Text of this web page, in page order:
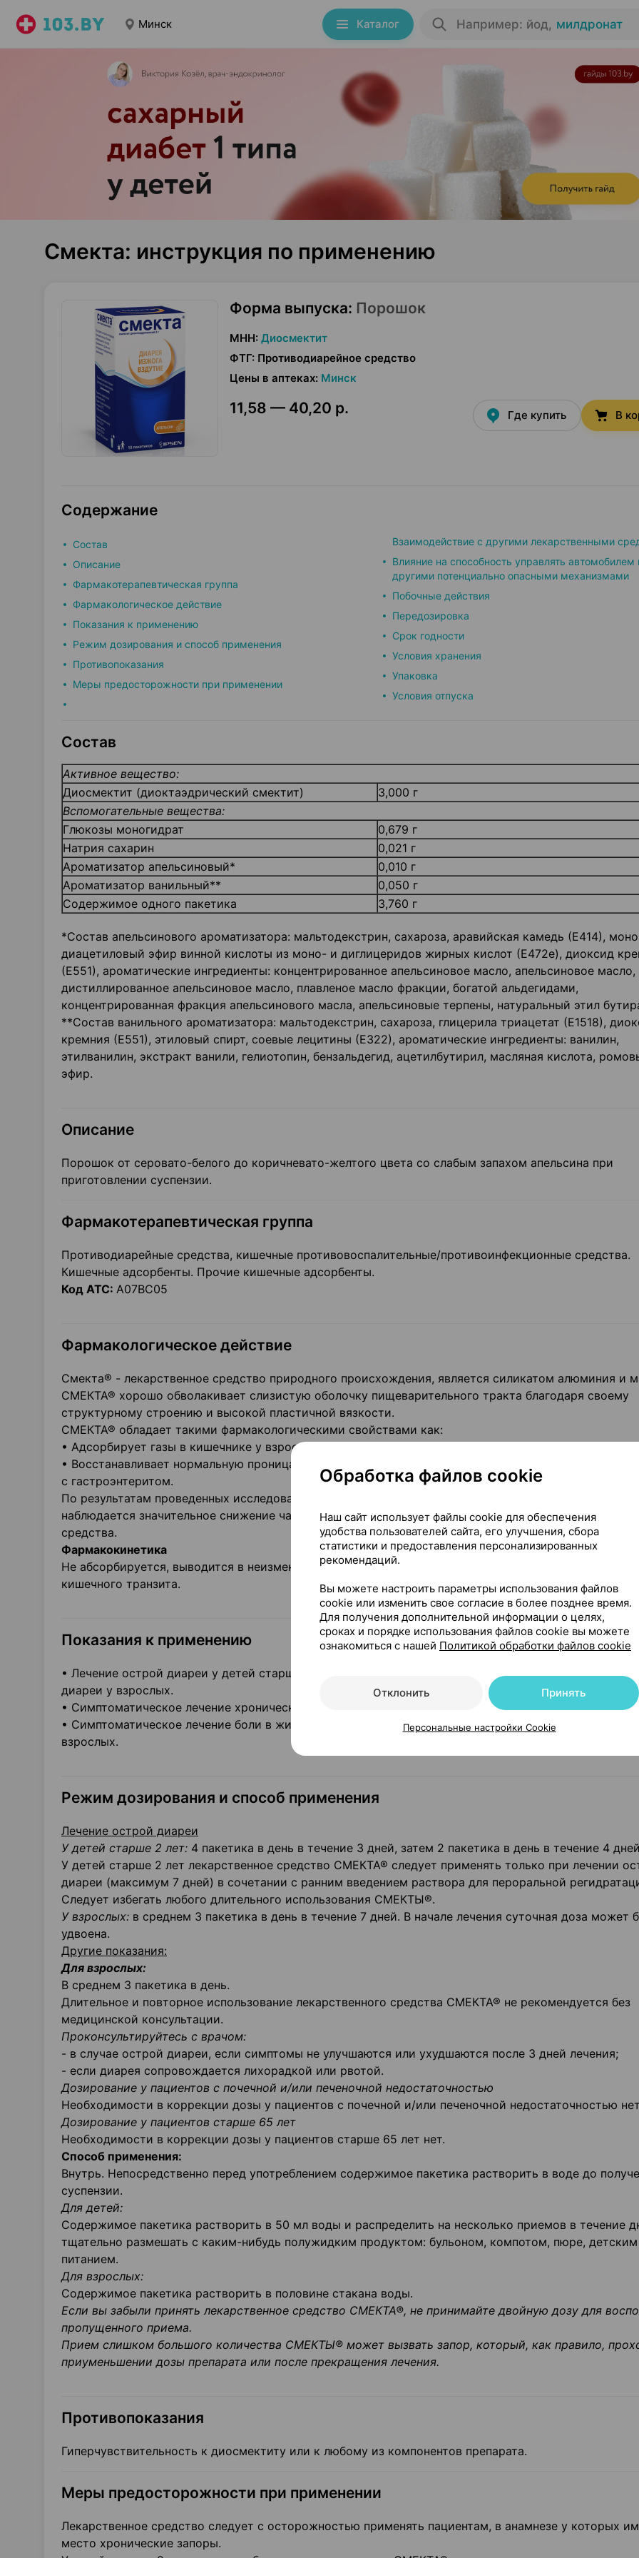
Минск Каталог Например: йод, милдронат
Смекта: инструкция по применению
Форма выпуска: Порошок
МНН: Диосмектит
ФТГ: Противодиарейное средство
Цены в аптеках: Минск
11,58 — 40,20 р. Где купить В
Содержание
Состав
Описание
Фармакотерапевтическая группа
Фармакологическое действие
Показания к применению
Режим дозирования и способ применения
Противопоказания
Меры предосторожности при применении
Взаимодействие с другими лекарственными
Влияние на способность управлять автомобилем
другими потенциально опасными механизмами
Побочные действия
Передозировка
Срок годности
Условия хранения
Упаковка
Условия отпуска
Состав
Активное вещество:
Диосмектит (диоктаэдрический смектит)
3,000 г
Вспомогательные вещества:
Глюкозы моногидрат
0,679 г
Натрия сахарин
0,021 г
Ароматизатор апельсиновый*
0,010 г
Ароматизатор ванильный**
0,050 г
Содержимое одного пакетика
3,760 г
*Состав апельсинового ароматизатора: мальтодекстрин, сахароза, аравийская камедь (Е414),
диацетиловый эфир винной кислоты из моно- и диглицеридов жирных кислот (Е472е), диоксид
(Е551), ароматические ингредиенты: концентрированное апельсиновое масло, апельсиновое масло,
дистиллированное апельсиновое масло, плавленое масло фракции, богатой альдегидами,
концентрированная фракция апельсинового масла, апельсиновые терпены, натуральный этил
**Состав ванильного ароматизатора: мальтодекстрин, сахароза, глицерила триацетат (Е1518),
кремния (Е551), этиловый спирт, соевые лецитины (Е322), ароматические ингредиенты: ванилин,
этилванилин, экстракт ванили, гелиотопин, бензальдегид, ацетилбутирил, масляная кислота,
эфир.
Описание
Порошок от серовато-белого до коричневато-желтого цвета со слабым запахом апельсина при
приготовлении суспензии.
Фармакотерапевтическая группа
Противодиарейные средства, кишечные противовоспалительные/противоинфекционные средства.
Кишечные адсорбенты. Прочие кишечные адсорбенты.
Код АТС: А07ВС05
Фармакологическое действие
Смекта® - лекарственное средство природного происхождения, является силикатом алюминия и
СМЕКТА® хорошо обволакивает слизистую оболочку пищеварительного тракта благодаря своему
структурному строению и высокой пластичной вязкости.
СМЕКТА® обладает такими фармакологическими свойствами как:
• Адсорбирует газы в кишечнике у взрослых
• Восстанавливает нормальную проницаемость слизистой оболочки желудочно-кишечного тракта
с гастроэнтеритом.
По результатам проведенных исследований при лечении острой диареи у детей препаратом
наблюдается значительное снижение частоты стула в течение 72 часов от начала приема
средства.
Фармакокинетика
Не абсорбируется, выводится в неизмененном виде с калом в соответствии с естественным
кишечного транзита.
Показания к применению
• Лечение острой диареи у детей старше 2 лет в дополнение к оральной регидратации. Лечение
диареи у взрослых.
• Симптоматическое лечение хронической функциональной диареи у взрослых.
• Симптоматическое лечение боли в животе, связанной с функциональными кишечными
взрослых.
Режим дозирования и способ применения
Лечение острой диареи
У детей старше 2 лет: 4 пакетика в день в течение 3 дней, затем 2 пакетика в день в течение 4
У детей старше 2 лет лекарственное средство СМЕКТА® следует применять только при лечении
диареи (максимум 7 дней) в сочетании с ранним введением раствора для пероральной
Следует избегать любого длительного использования СМЕКТЫ®.
У взрослых: в среднем 3 пакетика в день в течение 7 дней. В начале лечения суточная доза может
удвоена.
Другие показания:
Для взрослых:
В среднем 3 пакетика в день.
Длительное и повторное использование лекарственного средства СМЕКТА® не рекомендуется без
медицинской консультации.
Проконсультируйтесь с врачом:
- в случае острой диареи, если симптомы не улучшаются или ухудшаются после 3 дней лечения;
- если диарея сопровождается лихорадкой или рвотой.
Дозирование у пациентов с почечной и/или печеночной недостаточностью
Необходимости в коррекции дозы у пациентов с почечной и/или печеночной недостаточностью
Дозирование у пациентов старше 65 лет
Необходимости в коррекции дозы у пациентов старше 65 лет нет.
Способ применения:
Внутрь. Непосредственно перед употреблением содержимое пакетика растворить в воде до
суспензии.
Для детей:
Содержимое пакетика растворить в 50 мл воды и распределить на несколько приемов в течение
тщательно размешать с каким-нибудь полужидким продуктом: бульоном, компотом, пюре, детским
питанием.
Для взрослых:
Содержимое пакетика растворить в половине стакана воды.
Если вы забыли принять лекарственное средство СМЕКТА®, не принимайте двойную дозу для
пропущенного приема.
Прием слишком большого количества СМЕКТЫ® может вызвать запор, который, как правило,
приуменьшении дозы препарата или после прекращения лечения.
Противопоказания
Гиперчувствительность к диосмектиту или к любому из компонентов препарата.
Меры предосторожности при применении
Лекарственное средство следует с осторожностью применять пациентам, в анамнезе у которых
место хронические запоры.
Обработка файлов cookie
Наш сайт использует файлы cookie для обеспечения
удобства пользователей сайта, его улучшения, сбора
статистики и предоставления персонализированных
рекомендаций.
Вы можете настроить параметры использования файлов
cookie или изменить свое согласие в более позднее время.
Для получения дополнительной информации о целях,
сроках и порядке использования файлов cookie вы можете
ознакомиться с нашей Политикой обработки файлов cookie
Отклонить Принять
Персональные настройки Cookie